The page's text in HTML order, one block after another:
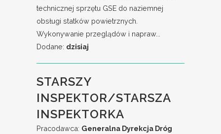
technicznej sprzętu GSE do naziemnej
obsługi statków powietrznych.
Wykonywanie przeglądów i napraw...
Dodane: dzisiaj
STARSZY
INSPEKTOR/STARSZA
INSPEKTORKA
Pracodawca: Generalna Dyrekcja Dróg